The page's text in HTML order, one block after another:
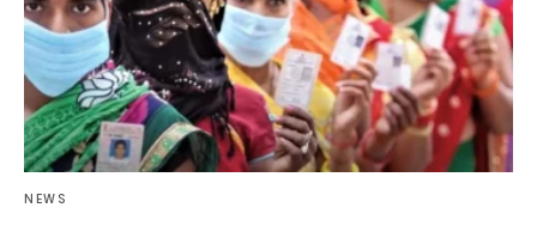
NEWS